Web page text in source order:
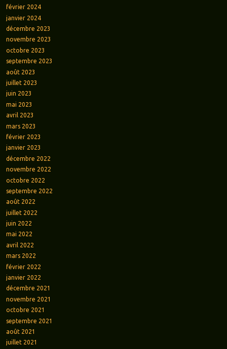
février 2024
janvier 2024
décembre 2023
novembre 2023
octobre 2023
septembre 2023
août 2023
juillet 2023
juin 2023
mai 2023
avril 2023
mars 2023
février 2023
janvier 2023
décembre 2022
novembre 2022
octobre 2022
septembre 2022
août 2022
juillet 2022
juin 2022
mai 2022
avril 2022
mars 2022
février 2022
janvier 2022
décembre 2021
novembre 2021
octobre 2021
septembre 2021
août 2021
juillet 2021